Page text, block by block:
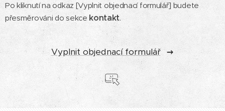
Po kliknutí na odkaz [Vyplnit objednací formulář] budete
přesměrováni do sekce kontakt.
Vyplnit objednací formulář